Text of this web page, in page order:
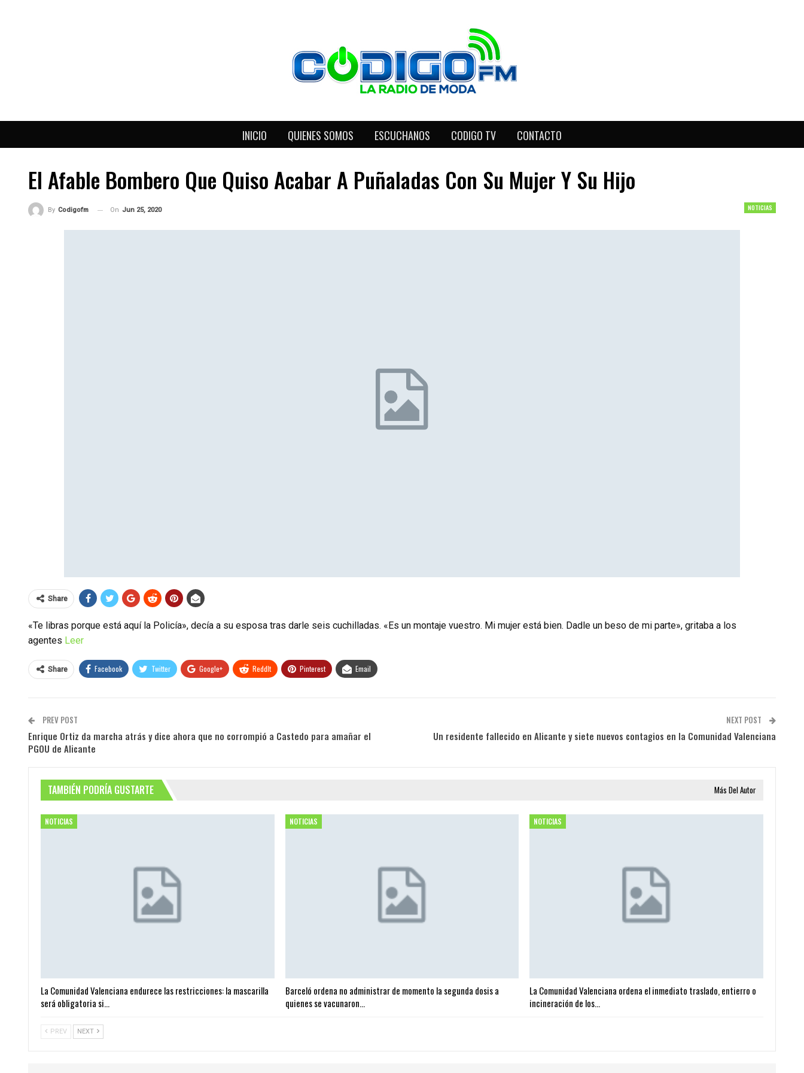
INICIO QUIENES SOMOS ESCUCHANOS CODIGO TV CONTACTO
El Afable Bombero Que Quiso Acabar A Puñaladas Con Su Mujer Y Su Hijo
NOTICIAS
By Codigofm On Jun 25, 2020
Share
«Te libras porque está aquí la Policía», decía a su esposa tras darle seis cuchilladas. «Es un montaje vuestro. Mi mujer está bien. Dadle un beso de mi parte», gritaba a los
agentes Leer
Share Facebook Twitter Google+ ReddIt Pinterest Email
PREV POST
Enrique Ortiz da marcha atrás y dice ahora que no corrompió a Castedo para amañar el
PGOU de Alicante
NEXT POST
Un residente fallecido en Alicante y siete nuevos contagios en la Comunidad Valenciana
TAMBIÉN PODRÍA GUSTARTE Más Del Autor
NOTICIAS
La Comunidad Valenciana endurece las restricciones: la mascarilla
será obligatoria si…
NOTICIAS
Barceló ordena no administrar de momento la segunda dosis a
quienes se vacunaron…
NOTICIAS
La Comunidad Valenciana ordena el inmediato traslado, entierro o
incineración de los…
PREV NEXT